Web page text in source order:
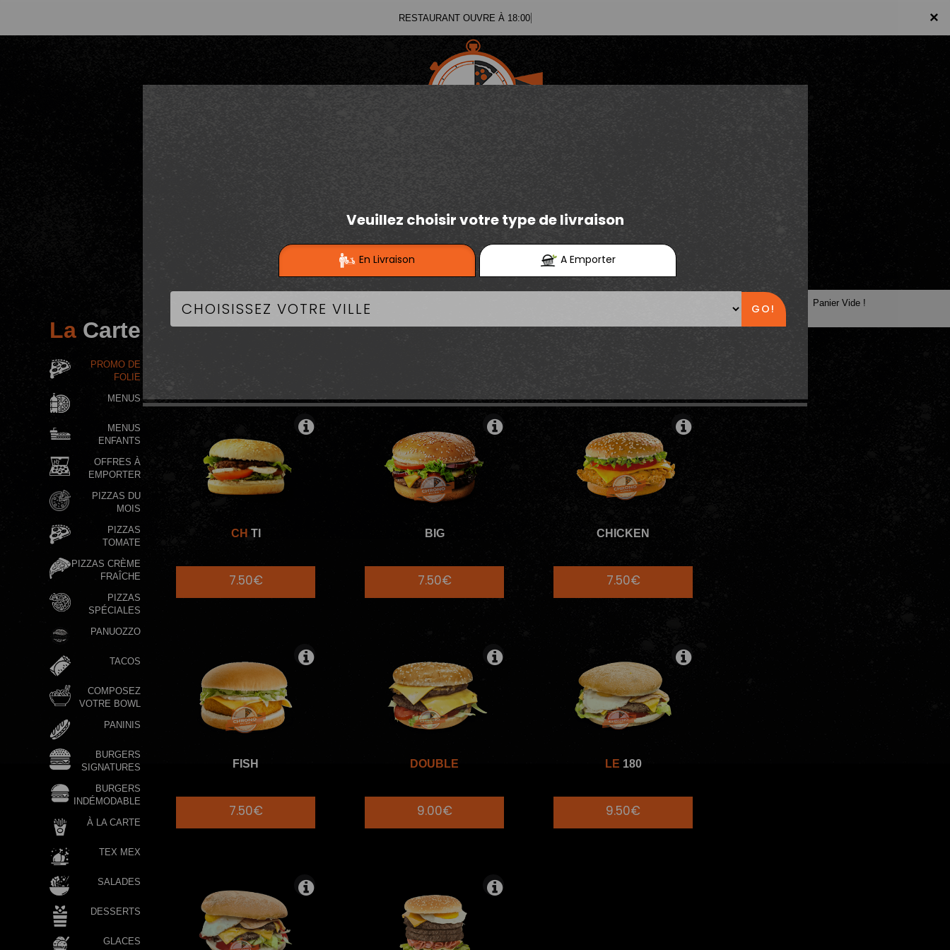
×
RESTAURANT OUVRE À 18 ×
La Carte
PROMO DE
FOLIE
MENUS
MENUS
ENFANTS
OFFRES À
EMPORTER
PIZZAS DU
MOIS
PIZZAS
TOMATE
PIZZAS CRÈME
FRAÎCHE
PIZZAS
SPÉCIALES
PANUOZZO
TACOS
COMPOSEZ
VOTRE BOWL
PANINIS
BURGERS
SIGNATURES
BURGERS
INDÉMODABLE
À LA CARTE
TEX MEX
SALADES
DESSERTS
GLACES
BURGERS INDÉMODABLE
CH TI
7.50€
BIG
7.50€
CHICKEN
7.50€
FISH
7.50€
DOUBLE
9.00€
LE 180
9.50€
Panier Vide !